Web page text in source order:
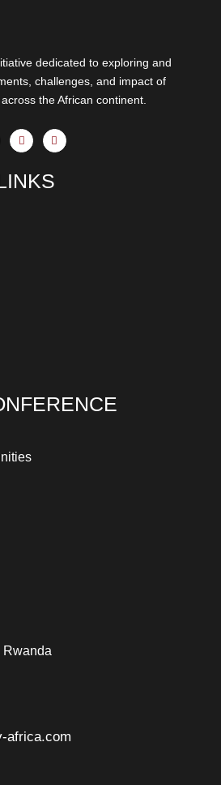
dedicated to exploring and
challenges, and impact of
the African continent.
T
h
r
a
d
L
i
n
e
d
Rwanda
africa.com